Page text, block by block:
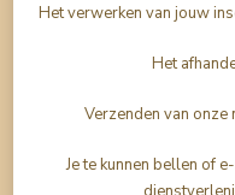
Het verwerken van jouw
Het
Verzenden van
Je te kunnen bellen of